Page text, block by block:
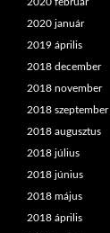
2020 január
2019 április
2018 december
2018 november
2018 szeptember
2018 augusztus
2018 július
2018 június
2018 május
2018 április